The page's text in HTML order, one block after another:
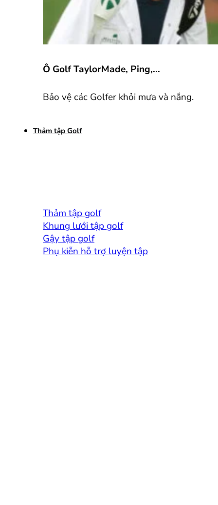
Ô Golf TaylorMade, Ping,...
Bảo vệ các Golfer khỏi mưa và nắng.
Thảm tập Golf
Thảm tập golf
Khung lưới tập golf
Gậy tập golf
Phụ kiễn hỗ trợ luyện tập